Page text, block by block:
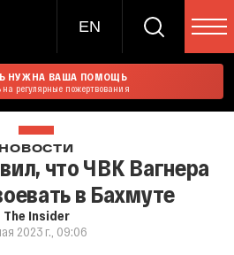
EN
НУЖНА ВАША ПОМОЩЬ
регулярные пожертвования
НОВОСТИ
что ЧВК Вагнера
в Бахмуте
The Insider
2023 г., 09:06